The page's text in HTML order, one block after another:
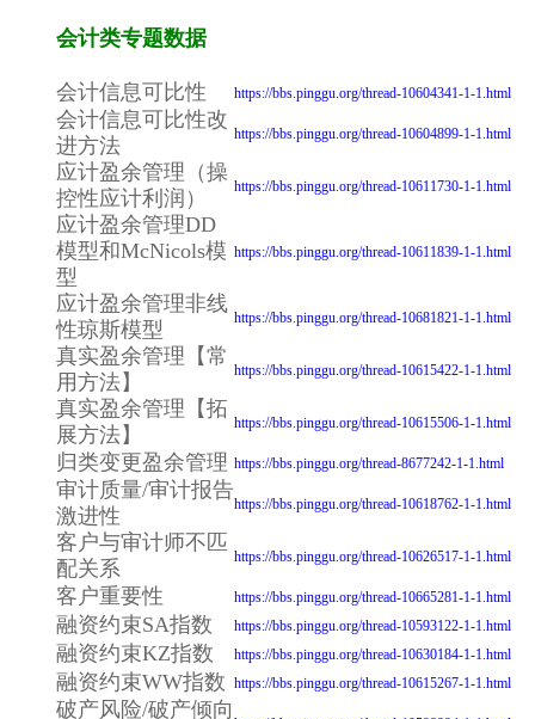
会计类专题数据
会计信息可比性 https://bbs.pinggu.org/thread-10604341-1-1.html
会计信息可比性改
进方法
https://bbs.pinggu.org/thread-10604899-1-1.html
应计盈余管理（操
控性应计利润）
https://bbs.pinggu.org/thread-10611730-1-1.html
应计盈余管理DD
模型和McNicols模
型
https://bbs.pinggu.org/thread-10611839-1-1.html
应计盈余管理非线
性琼斯模型
https://bbs.pinggu.org/thread-10681821-1-1.html
真实盈余管理【常
用方法】
https://bbs.pinggu.org/thread-10615422-1-1.html
真实盈余管理【拓
展方法】
https://bbs.pinggu.org/thread-10615506-1-1.html
归类变更盈余管理 https://bbs.pinggu.org/thread-8677242-1-1.html
审计质量/审计报告
激进性
https://bbs.pinggu.org/thread-10618762-1-1.html
客户与审计师不匹
配关系
https://bbs.pinggu.org/thread-10626517-1-1.html
客户重要性 https://bbs.pinggu.org/thread-10665281-1-1.html
融资约束SA指数 https://bbs.pinggu.org/thread-10593122-1-1.html
融资约束KZ指数 https://bbs.pinggu.org/thread-10630184-1-1.html
融资约束WW指数 https://bbs.pinggu.org/thread-10615267-1-1.html
破产风险/破产倾向